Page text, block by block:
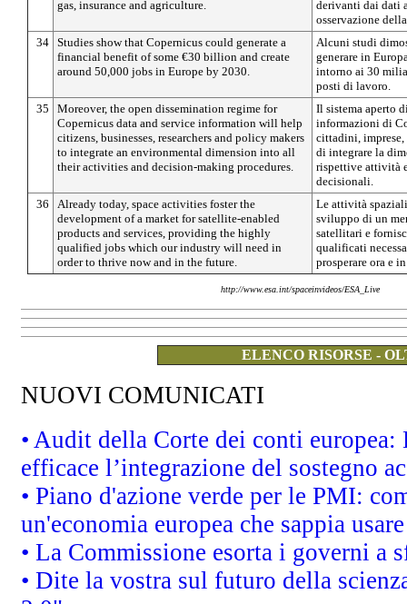
gas, insurance and agriculture.
derivanti dai dati
osservazione
34 Studies show that Copernicus could generate a
financial benefit of some €30 billion and create
around 50,000 jobs in Europe by 2030.
Alcuni studi
generare in
intorno ai 30
posti di lavoro.
35
Moreover, the open dissemination regime for
Copernicus data and service information will help
citizens, businesses, researchers and policy makers
to integrate an environmental dimension into all
their activities and decision-making procedures.
Il sistema aperto
informazioni di
cittadini,
di integrare la
rispettive attività
decisionali.
36
Already today, space activities foster the
development of a market for satellite-enabled
products and services, providing the highly
qualified jobs which our industry will need in
order to thrive now and in the future.
Le attività
sviluppo di un
satellitari e
qualificati
prosperare ora e
http://www.esa.int/spaceinvideos/ESA_Live
ELENCO RISORSE -
NUOVI COMUNICATI
• Audit della Corte dei conti
efficace l’integrazione del sostegno
• Piano d'azione verde per le PMI:
un'economia europea che sappia
• La Commissione esorta i governi
• Dite la vostra sul futuro della